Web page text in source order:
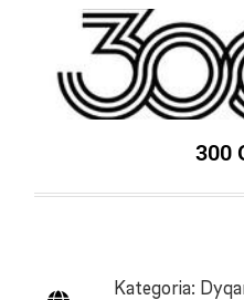
300
Kategoria: